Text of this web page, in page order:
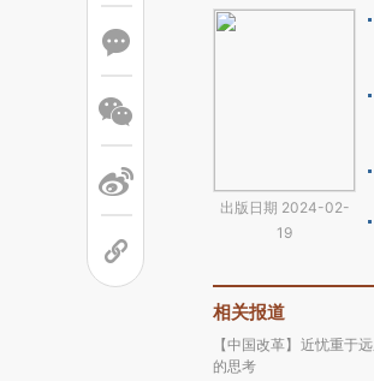
出版日期 2024-02-
19
相关报道
【中国改革】近忧重于
的思考